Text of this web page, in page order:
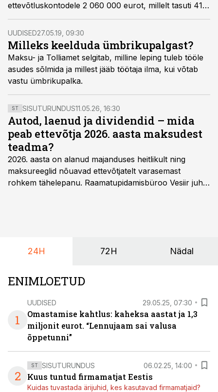
ettevõtluskontodele 2 060 000 eurot, millelt tasuti 418
000 eurot makse.
UUDISED27.05.19, 09:30
Milleks keelduda ümbrikupalgast?
Maksu- ja Tolliamet selgitab, milline leping tuleb tööle
asudes sõlmida ja millest jääb töötaja ilma, kui võtab
vastu ümbrikupalka.
ST SISUTURUNDUS11.05.26, 16:30
Autod, laenud ja dividendid – mida
peab ettevõtja 2026. aasta maksudest
teadma?
2026. aasta on alanud majanduses heitlikult ning
maksureeglid nõuavad ettevõtjatelt varasemast
rohkem tähelepanu. Raamatupidamisbüroo Vesiir juht
24H 72H Nädal
ENIMLOETUD
1
UUDISED 29.05.25, 07:30
Omastamise kahtlus: kaheksa aastat ja 1,3
miljonit eurot. “Lennujaam sai valusa
õppetunni”
2
ST SISUTURUNDUS 06.02.25, 14:00
Kuus tuntud firmamatjat Eestis
Kuidas tuvastada ärijuhid, kes kasutavad firmamatjaid?